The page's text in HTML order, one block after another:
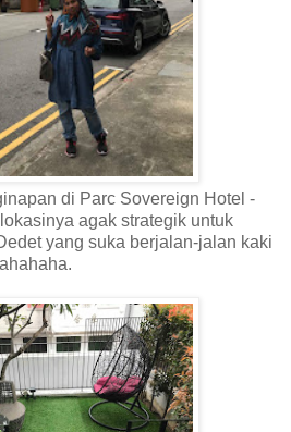
di Parc Sovereign Hotel -
agak strategik untuk
yang suka berjalan-jalan kaki